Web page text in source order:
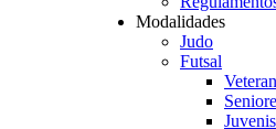
Modalidades
Judo
Futsal
Juvenis